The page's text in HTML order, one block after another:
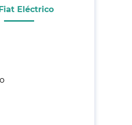
Fiat Eléctrico